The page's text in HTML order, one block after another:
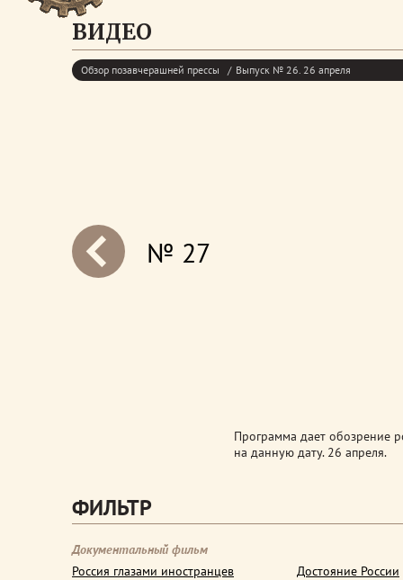
ВИДЕО
Обзор позавчерашней прессы Выпуск № 26. 26 апреля
№ 27
Программа дает обозрение
на данную дату. 26 апреля.
ФИЛЬТР
Документальный фильм
Россия глазами иностранцев
Достояние России